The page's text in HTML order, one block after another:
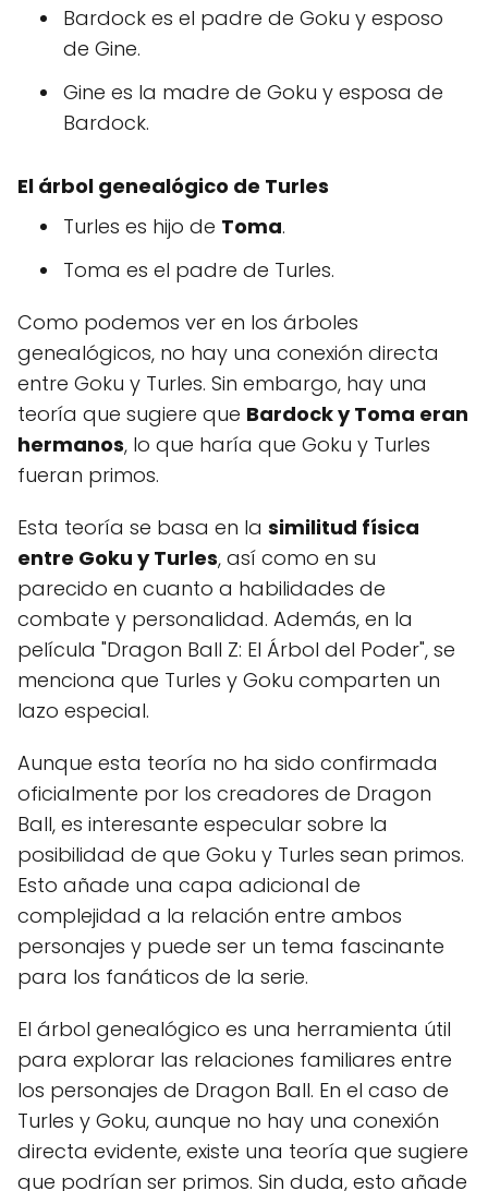
Bardock es el padre de Goku y esposo
de Gine.
Gine es la madre de Goku y esposa de
Bardock.
El árbol genealógico de Turles
Turles es hijo de Toma.
Toma es el padre de Turles.
Como podemos ver en los árboles
genealógicos, no hay una conexión directa
entre Goku y Turles. Sin embargo, hay una
teoría que sugiere que Bardock y Toma eran
hermanos, lo que haría que Goku y Turles
fueran primos.
Esta teoría se basa en la similitud física
entre Goku y Turles, así como en su
parecido en cuanto a habilidades de
combate y personalidad. Además, en la
película "Dragon Ball Z: El Árbol del Poder", se
menciona que Turles y Goku comparten un
lazo especial.
Aunque esta teoría no ha sido confirmada
oficialmente por los creadores de Dragon
Ball, es interesante especular sobre la
posibilidad de que Goku y Turles sean primos.
Esto añade una capa adicional de
complejidad a la relación entre ambos
personajes y puede ser un tema fascinante
para los fanáticos de la serie.
El árbol genealógico es una herramienta útil
para explorar las relaciones familiares entre
los personajes de Dragon Ball. En el caso de
Turles y Goku, aunque no hay una conexión
directa evidente, existe una teoría que sugiere
que podrían ser primos. Sin duda, esto añade